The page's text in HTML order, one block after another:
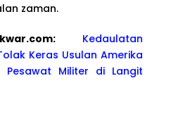
zaman.
Kedaulatan
Keras Usulan Amerika
Pesawat Militer di Langit